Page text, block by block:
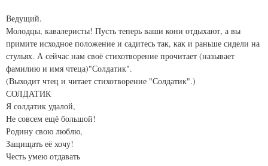
Ведущий.
Молодцы, кавалеристы! Пусть теперь ваши кони отдыхают, а вы
примите исходное положение и садитесь так, как и раньше сидели на
стульях. А сейчас нам своё стихотворение прочитает (называет
фамилию и имя чтеца)"Солдатик".
(Выходит чтец и читает стихотворение "Солдатик".)
СОЛДАТИК
Я солдатик удалой,
Не совсем ещё большой!
Родину свою люблю,
Защищать её хочу!
Честь умею отдавать